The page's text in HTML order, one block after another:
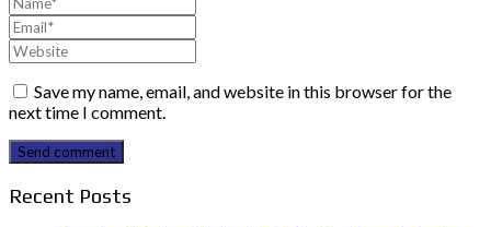
Save my name, email, and website in this browser for the
next time I comment.
Send comment
Recent Posts